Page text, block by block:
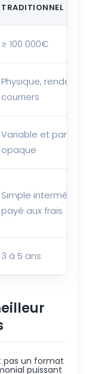
TRADITIONNEL
≥ 100 000€
Physique, rendez-vous,
courriers
Variable et parfois
opaque
Simple intermédiaire
payé aux frais
3 à 5 ans
pas un format
puissant